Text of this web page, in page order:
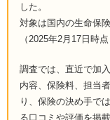
した。
対象は国内の生命保
（2025年2月17日時点
調査では、直近で加
内容、保険料、担当
り、保険の決め手で
る口コミや評価を掲